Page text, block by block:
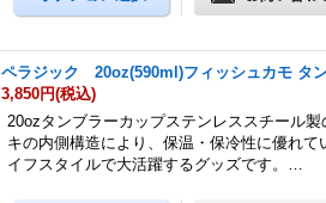
ペラジック 20oz(590ml)フィッシュカモ タ
3,850円(税込)
20ozタンブラーカップステンレススチール
キの内側構造により、保温・保冷性に優れ
イフスタイルで大活躍するグッズです。…